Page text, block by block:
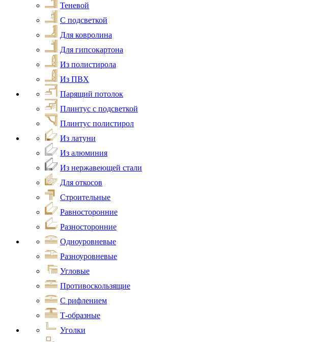
Теневой
С подсветкой
Для ковролина
Для гипсокартона
Из полистирола
Из ПВХ
Парящий потолок
Плинтус с подсветкой
Плинтус полистирол
Из латуни
Из алюминия
Из нержавеющей стали
Для откосов
Строительные
Равносторонние
Разносторонние
Одноуровневые
Разноуровневые
Угловые
Противоскользящие
С рифлением
Т-образные
Уголки